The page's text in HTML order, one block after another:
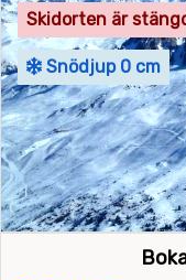
Skidorten är
Snödjup 0 cm